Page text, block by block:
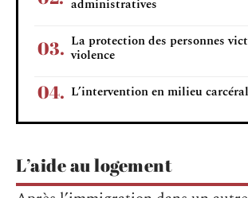
administratives
La protection des personnes
violence
L’intervention en milieu carcéral
L’aide au logement